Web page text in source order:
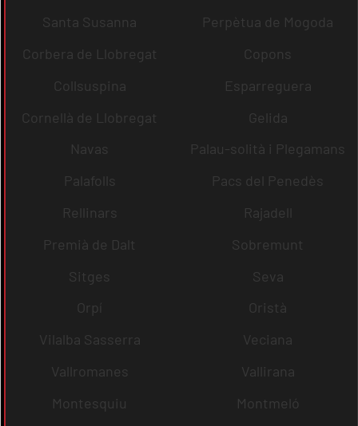
Santa Susanna
Perpètua de Mogoda
Corbera de Llobregat
Copons
Collsuspina
Esparreguera
Cornellà de Llobregat
Gelida
Navas
Palau-solità i Plegamans
Palafolls
Pacs del Penedès
Rellinars
Rajadell
Premià de Dalt
Sobremunt
Sitges
Seva
Orpí
Oristà
Vilalba Sasserra
Veciana
Vallromanes
Vallirana
Montesquiu
Montmeló